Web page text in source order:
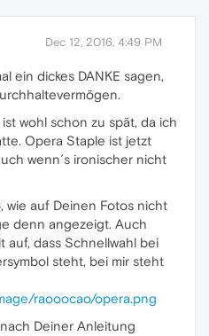
Dec 12, 2016, 4:49 PM
ein dickes DANKE sagen,
wohl schon zu spät, da ich
Opera Staple ist jetzt
wenn´s ironischer nicht
wie auf Deinen Fotos nicht
denn angezeigt. Auch
auf, dass Schnellwahl bei
steht, bei mir steht
raooocao/opera.png
Deiner Anleitung